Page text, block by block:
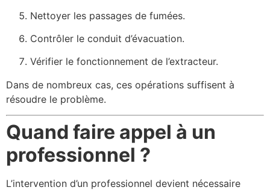
Nettoyer les passages de fumées.
Contrôler le conduit d’évacuation.
Vérifier le fonctionnement de l’extracteur.
Dans de nombreux cas, ces opérations suffisent à
résoudre le problème.
Quand faire appel à un
professionnel ?
L’intervention d’un professionnel devient nécessaire